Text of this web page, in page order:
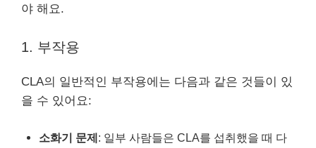
야 해요.
1. 부작용
CLA의 일반적인 부작용에는 다음과 같은 것들이 있
을 수 있어요:
소화기 문제: 일부 사람들은 CLA를 섭취했을 때 다